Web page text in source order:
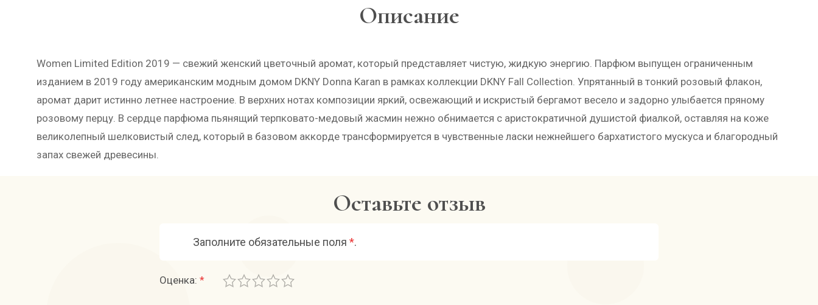
Описание
Women Limited Edition 2019 — свежий женский цветочный аромат, который представляет чистую, жидкую энергию. Парфюм выпущен ограниченным
изданием в 2019 году американским модным домом DKNY Donna Karan в рамках коллекции DKNY Fall Collection. Упрятанный в тонкий розовый флакон,
аромат дарит истинно летнее настроение. В верхних нотах композиции яркий, освежающий и искристый бергамот весело и задорно улыбается пряному
розовому перцу. В сердце парфюма пьянящий терпковато-медовый жасмин нежно обнимается с аристократичной душистой фиалкой, оставляя на коже
великолепный шелковистый след, который в базовом аккорде трансформируется в чувственные ласки нежнейшего бархатистого мускуса и благородный
запах свежей древесины.
Оставьте отзыв
Заполните обязательные поля *.
Оценка: *